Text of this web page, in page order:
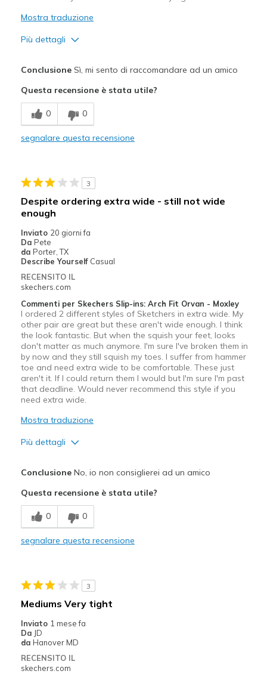
Mostra traduzione
Più dettagli
Comfortable
Stylish
Going Out
Width
Sizing
View On Shoes
ConclusioneSì, mi sento di raccomandare ad un amico
Questa recensione è stata utile?
0 0
segnalare questa recensione
3
Despite ordering extra wide - still not wide
enough
Inviato 20 giorni fa
Da Pete
da Porter, TX
Describe Yourself Casual
RECENSITO IL
skechers.com
Commenti per Skechers Slip-ins: Arch Fit Orvan - Moxley
I ordered 2 different styles of Sketchers in extra wide. My
other pair are great but these aren't wide enough. I think
the look fantastic. But when the squish your feet, looks
don't matter as much anymore. I'm sure I've broken them in
by now and they still squish my toes. I suffer from hammer
toe and need extra wide to be comfortable. These just
aren't it. If I could return them I would but I'm sure I'm past
that deadline. Would never recommend this style if you
need extra wide.
Mostra traduzione
Più dettagli
Migliori Utilizzi:
Special Occasions
View On Shoes
Shoes are for Wearing
ConclusioneNo, io non consiglierei ad un amico
Questa recensione è stata utile?
0 0
segnalare questa recensione
3
Mediums Very tight
Inviato 1 mese fa
Da JD
da Hanover MD
RECENSITO IL
skechers.com